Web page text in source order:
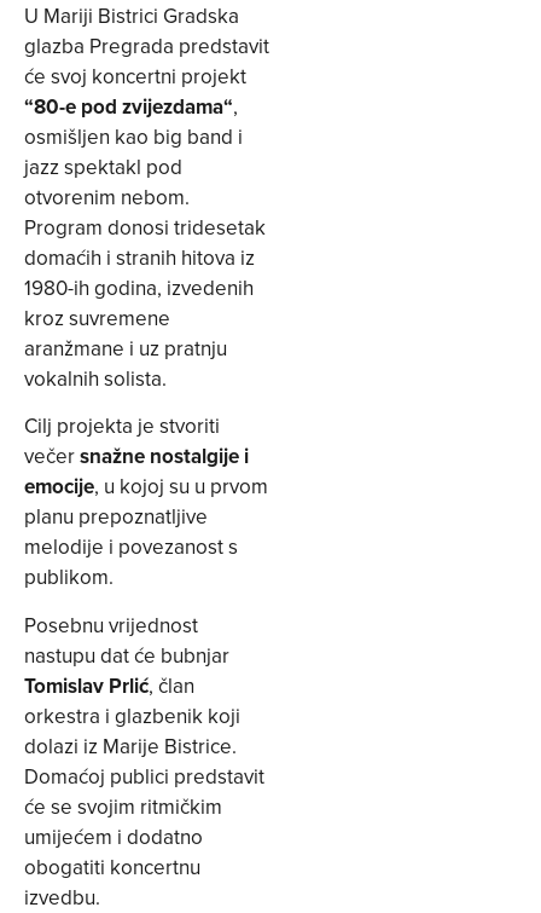
U Mariji Bistrici Gradska
glazba Pregrada predstavit
će svoj koncertni projekt
“80-e pod zvijezdama“,
osmišljen kao big band i
jazz spektakl pod
otvorenim nebom.
Program donosi tridesetak
domaćih i stranih hitova iz
1980-ih godina, izvedenih
kroz suvremene
aranžmane i uz pratnju
vokalnih solista.
Cilj projekta je stvoriti
večersnažne nostalgije i
emocije, u kojoj su u prvom
planu prepoznatljive
melodije i povezanost s
publikom.
Posebnu vrijednost
nastupu dat će bubnjar
Tomislav Prlić, član
orkestra i glazbenik koji
dolazi iz Marije Bistrice.
Domaćoj publici predstavit
će se svojim ritmičkim
umijećem i dodatno
obogatiti koncertnu
izvedbu.